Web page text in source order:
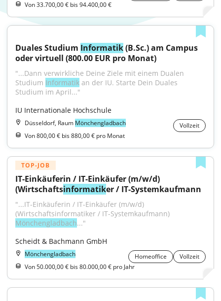
Von 33.700,00 € bis 94.400,00 €
Duales Studium Informatik (B.Sc.) am Campus
oder virtuell (800.00 EUR pro Monat)
"...Dann verwirkliche Deine Ziele mit einem Dualen
Studium Informatik an der IU. Starte Dein Duales
Studium im April..."
IU Internationale Hochschule
Düsseldorf, Raum Mönchengladbach
Vollzeit
Von 800,00 € bis 880,00 € pro Monat
TOP-JOB
IT-Einkäuferin / IT-Einkäufer (m/w/d)
(Wirtschaftsinformatiker / IT-Systemkaufmann
"...IT-Einkäuferin / IT-Einkäufer (m/w/d)
Mönchengladbach..."
Scheidt & Bachmann GmbH
Mönchengladbach Homeoffice
Vollzeit
Von 50.000,00 € bis 80.000,00 € pro Jahr